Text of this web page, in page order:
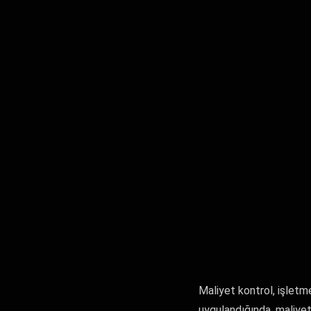
Maliyet kontrol,